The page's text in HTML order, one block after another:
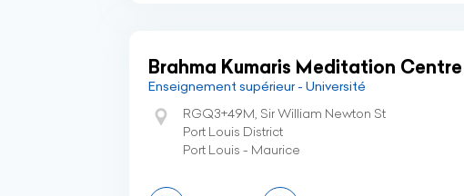
Brahma Kumaris Meditation
Enseignement supérieur - Université
RGQ3+49M, Sir William Newton St
Port Louis District
Port Louis - Maurice